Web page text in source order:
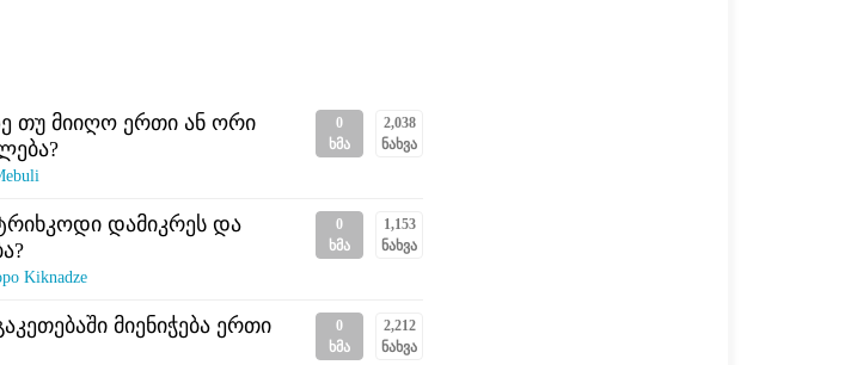
0
ხმა
2,038
ნახვა
თუ მიიღო ერთი ან ორი
0
ხმა
1,153
ნახვა
დამიკრეს და
Kiknadze
0
ხმა
2,212
ნახვა
მიენიჭება ერთი